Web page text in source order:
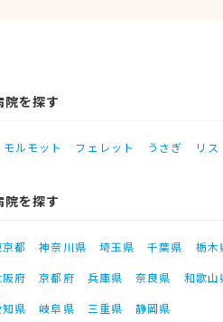
を探す
モルモット フェレット うさぎ リス
を探す
京都 神奈川県 埼玉県 千葉県 栃木
阪府 京都府 兵庫県 奈良県 和歌山
知県 岐阜県 三重県
静岡県